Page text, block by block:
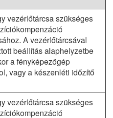
vezérlőtárcsa szükséges
A vezérlőtárcsával
beállítás alaphelyzetbe
a fényképezőgép
vagy a készenléti időzítő
vezérlőtárcsa szükséges